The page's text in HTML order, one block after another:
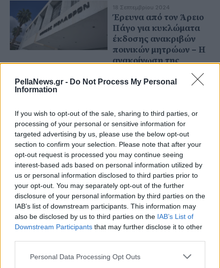
PellaNews.gr - Do Not Process My Personal
Information
If you wish to opt-out of the sale, sharing to third parties, or
processing of your personal or sensitive information for
targeted advertising by us, please use the below opt-out
section to confirm your selection. Please note that after your
opt-out request is processed you may continue seeing
interest-based ads based on personal information utilized by
us or personal information disclosed to third parties prior to
your opt-out. You may separately opt-out of the further
disclosure of your personal information by third parties on the
IAB’s list of downstream participants. This information may
also be disclosed by us to third parties on the IAB’s List of
Downstream Participants that may further disclose it to other
Personal Data Processing Opt Outs
18 Σεπτεμβρίου 2024
Έρευνα από τον Άρειο
Πάγο για κυκλώματα
έκδοσης ανακριβών
ποινικών μητρώων – Η
ανακοίνωση της
Άρειος Πάγος: Στο
αρχείο η υπόθεση των
τηλεφωνικών
παρακολουθήσεων
-Καμία εμπλοκή
κρατικού λειτουργού